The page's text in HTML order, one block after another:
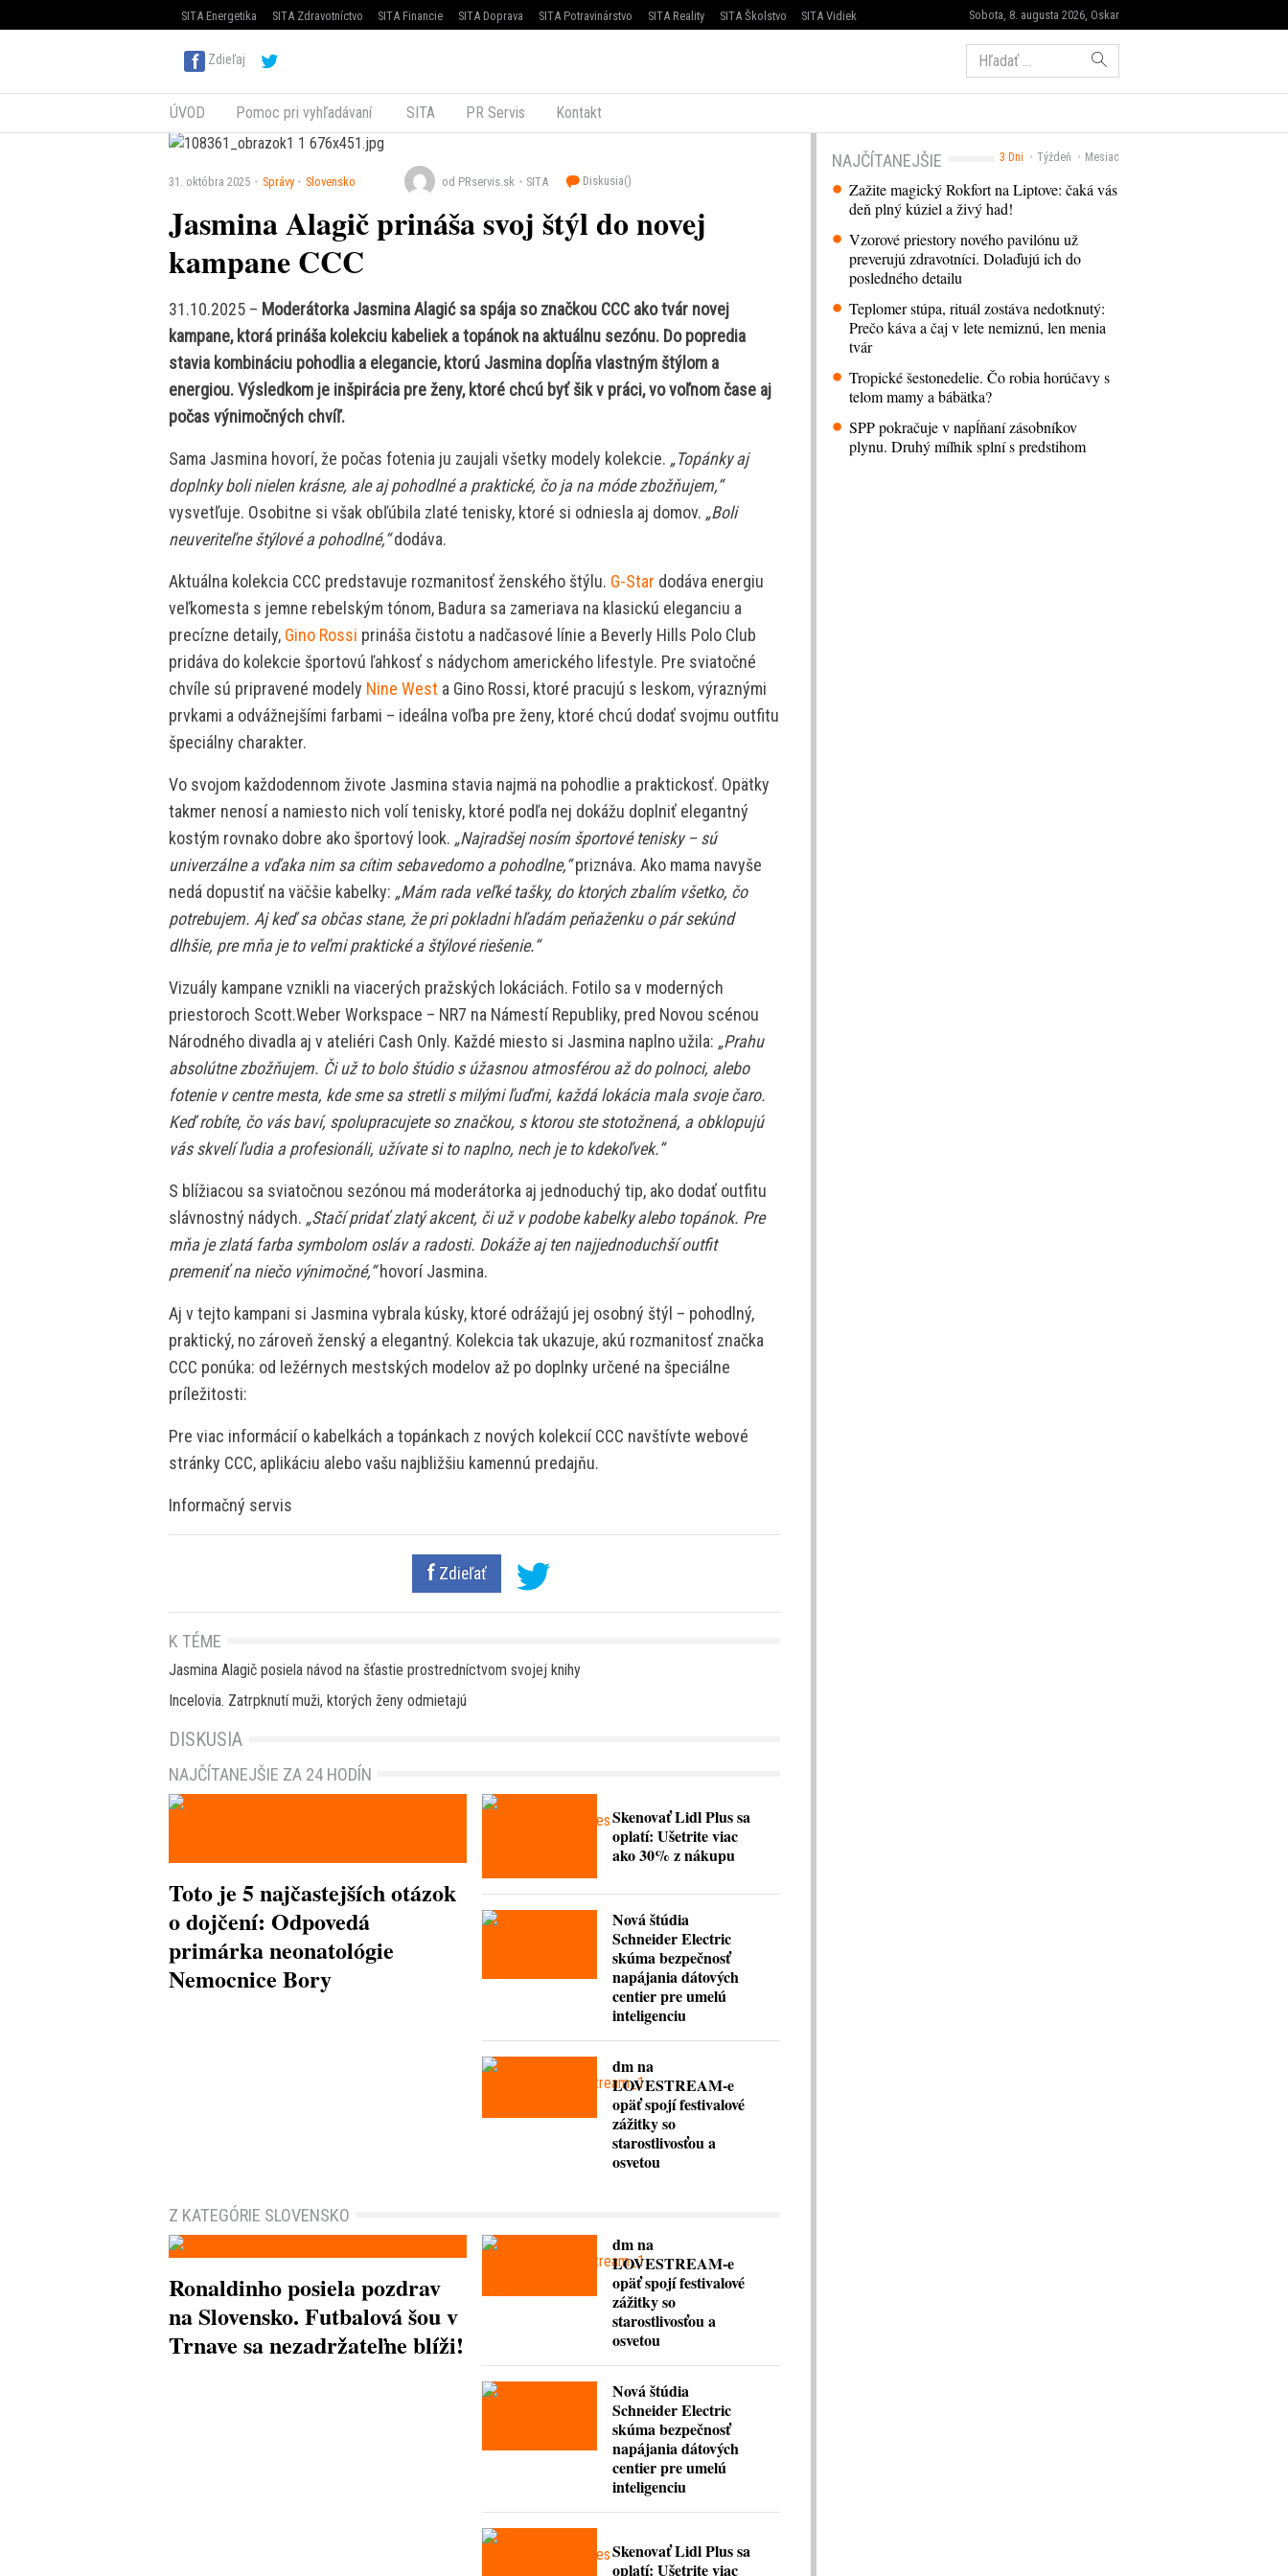
Sobota, 8. augusta 2026, Oskar
SITA Energetika SITA Zdravotníctvo SITA Financie SITA Doprava SITA Potravinárstvo SITA Reality SITA Školstvo SITA Vidiek
Zdieľaj Hľadať:
ÚVOD Pomoc pri vyhľadávaní SITA PR Servis Kontakt
31. októbra 2025 Správy Slovensko od PRservis.sk SITA Diskusia()
Jasmina Alagič prináša svoj štýl do novej
kampane CCC
31.10.2025 – Moderátorka Jasmina Alagić sa spája so značkou CCC ako tvár novej
kampane, ktorá prináša kolekciu kabeliek a topánok na aktuálnu sezónu. Do popredia
stavia kombináciu pohodlia a elegancie, ktorú Jasmina dopĺňa vlastným štýlom a
energiou. Výsledkom je inšpirácia pre ženy, ktoré chcú byť šik v práci, vo voľnom čase aj
počas výnimočných chvíľ.
Sama Jasmina hovorí, že počas fotenia ju zaujali všetky modely kolekcie. „Topánky aj
doplnky boli nielen krásne, ale aj pohodlné a praktické, čo ja na móde zbožňujem,“
vysvetľuje. Osobitne si však obľúbila zlaté tenisky, ktoré si odniesla aj domov. „Boli
neuveriteľne štýlové a pohodlné,“dodáva.
Aktuálna kolekcia CCC predstavuje rozmanitosť ženského štýlu. G-Star dodáva energiu
veľkomesta s jemne rebelským tónom, Badura sa zameriava na klasickú eleganciu a
precízne detaily, Gino Rossi prináša čistotu a nadčasové línie a Beverly Hills Polo Club
pridáva do kolekcie športovú ľahkosť s nádychom amerického lifestyle. Pre sviatočné
chvíle sú pripravené modely Nine West a Gino Rossi, ktoré pracujú s leskom, výraznými
prvkami a odvážnejšími farbami – ideálna voľba pre ženy, ktoré chcú dodať svojmu outfitu
špeciálny charakter.
Vo svojom každodennom živote Jasmina stavia najmä na pohodlie a praktickosť. Opätky
takmer nenosí a namiesto nich volí tenisky, ktoré podľa nej dokážu doplniť elegantný
kostým rovnako dobre ako športový look. „Najradšej nosím športové tenisky – sú
univerzálne a vďaka nim sa cítim sebavedomo a pohodlne,“priznáva. Ako mama navyše
nedá dopustiť na väčšie kabelky: „Mám rada veľké tašky, do ktorých zbalím všetko, čo
potrebujem. Aj keď sa občas stane, že pri pokladni hľadám peňaženku o pár sekúnd
dlhšie, pre mňa je to veľmi praktické a štýlové riešenie.“
Vizuály kampane vznikli na viacerých pražských lokáciách. Fotilo sa v moderných
priestoroch Scott.Weber Workspace – NR7 na Námestí Republiky, pred Novou scénou
Národného divadla aj v ateliéri Cash Only. Každé miesto si Jasmina naplno užila: „Prahu
absolútne zbožňujem. Či už to bolo štúdio s úžasnou atmosférou až do polnoci, alebo
fotenie v centre mesta, kde sme sa stretli s milými ľuďmi, každá lokácia mala svoje čaro.
Keď robíte, čo vás baví, spolupracujete so značkou, s ktorou ste stotožnená, a obklopujú
vás skvelí ľudia a profesionáli, užívate si to naplno, nech je to kdekoľvek.“
S blížiacou sa sviatočnou sezónou má moderátorka aj jednoduchý tip, ako dodať outfitu
slávnostný nádych. „Stačí pridať zlatý akcent, či už v podobe kabelky alebo topánok. Pre
mňa je zlatá farba symbolom osláv a radosti. Dokáže aj ten najjednoduchší outfit
premeniť na niečo výnimočné,“hovorí Jasmina.
Aj v tejto kampani si Jasmina vybrala kúsky, ktoré odrážajú jej osobný štýl – pohodlný,
praktický, no zároveň ženský a elegantný. Kolekcia tak ukazuje, akú rozmanitosť značka
CCC ponúka: od ležérnych mestských modelov až po doplnky určené na špeciálne
príležitosti:
Pre viac informácií o kabelkách a topánkach z nových kolekcií CCC navštívte webové
stránky CCC, aplikáciu alebo vašu najbližšiu kamennú predajňu.
Informačný servis
Zdieľať
3 Dni Týždeň Mesiac
NAJČÍTANEJŠIE
Zažite magický Rokfort na Liptove: čaká vás
deň plný kúziel a živý had!
Vzorové priestory nového pavilónu už
preverujú zdravotníci. Dolaďujú ich do
posledného detailu
Teplomer stúpa, rituál zostáva nedotknutý:
Prečo káva a čaj v lete nemiznú, len menia
tvár
Tropické šestonedelie. Čo robia horúčavy s
telom mamy a bábätka?
SPP pokračuje v napĺňaní zásobníkov
plynu. Druhý míľnik splní s predstihom
K TÉME
Jasmina Alagič posiela návod na šťastie prostredníctvom svojej knihy
Incelovia. Zatrpknutí muži, ktorých ženy odmietajú
DISKUSIA
NAJČÍTANEJŠIE ZA 24 HODÍN
Toto je 5 najčastejších otázok
o dojčení: Odpovedá
primárka neonatológie
Nemocnice Bory
Skenovať Lidl Plus sa
oplatí: Ušetrite viac
ako 30% z nákupu
Nová štúdia
Schneider Electric
skúma bezpečnosť
napájania dátových
centier pre umelú
inteligenciu
dm na
LOVESTREAM-e
opäť spojí festivalové
zážitky so
starostlivosťou a
osvetou
Z KATEGÓRIE SLOVENSKO
Ronaldinho posiela pozdrav
na Slovensko. Futbalová šou v
Trnave sa nezadržateľne blíži!
dm na
LOVESTREAM-e
opäť spojí festivalové
zážitky so
starostlivosťou a
osvetou
Nová štúdia
Schneider Electric
skúma bezpečnosť
napájania dátových
centier pre umelú
inteligenciu
Skenovať Lidl Plus sa
oplatí: Ušetrite viac